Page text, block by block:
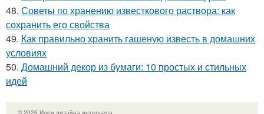
48. Советы по хранению известкового раствора: как
сохранить его свойства
49. Как правильно хранить гашеную известь в домашних
условиях
50. Домашний декор из бумаги: 10 простых и стильных
идей
© 2026 Идеи дизайна интерьера